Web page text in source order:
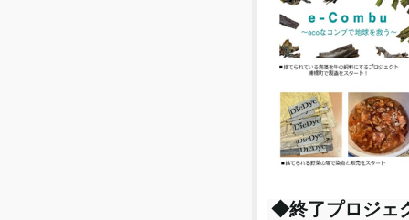
◆終了プロジェ